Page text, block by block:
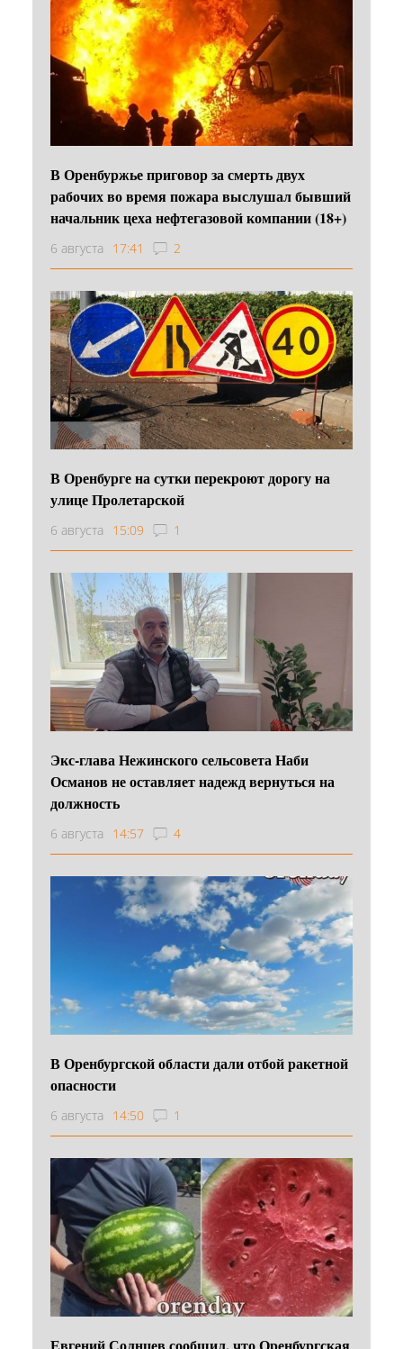
В Оренбуржье приговор за смерть двух
рабочих во время пожара выслушал бывший
начальник цеха нефтегазовой компании (18+)
6 августа 17:41 2
В Оренбурге на сутки перекроют дорогу на
улице Пролетарской
6 августа 15:09 1
Экс-глава Нежинского сельсовета Наби
Османов не оставляет надежд вернуться на
должность
6 августа 14:57 4
В Оренбургской области дали отбой ракетной
опасности
6 августа 14:50 1